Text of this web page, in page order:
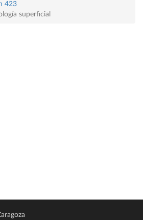
423
superficial